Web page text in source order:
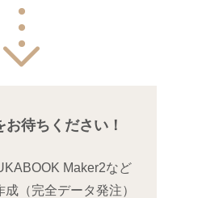
待ちください！
Maker2など
（完全データ発注）